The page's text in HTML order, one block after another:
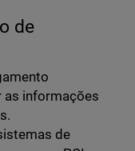
de
informações
de